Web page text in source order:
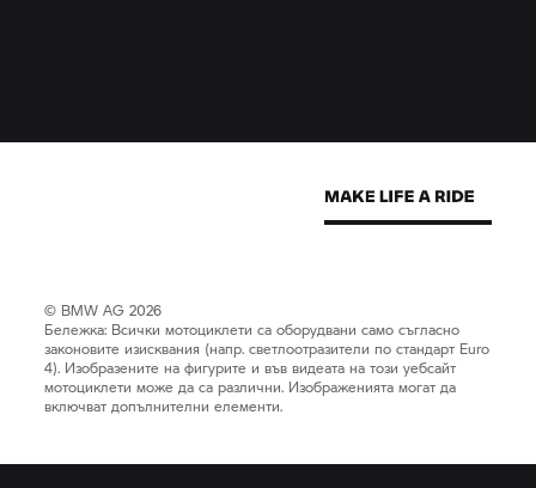
© BMW AG 2026
Бележка: Всички мотоциклети са оборудвани само съгласно
законовите изисквания (напр. светлоотразители по стандарт Euro
4). Изобразените на фигурите и във видеата на този уебсайт
мотоциклети може да са различни. Изображенията могат да
включват допълнителни елементи.